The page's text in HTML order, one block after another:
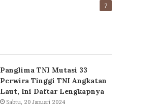
7
Panglima TNI Mutasi 33
Perwira Tinggi TNI Angkatan
Laut, Ini Daftar Lengkapnya
Sabtu, 20 Januari 2024